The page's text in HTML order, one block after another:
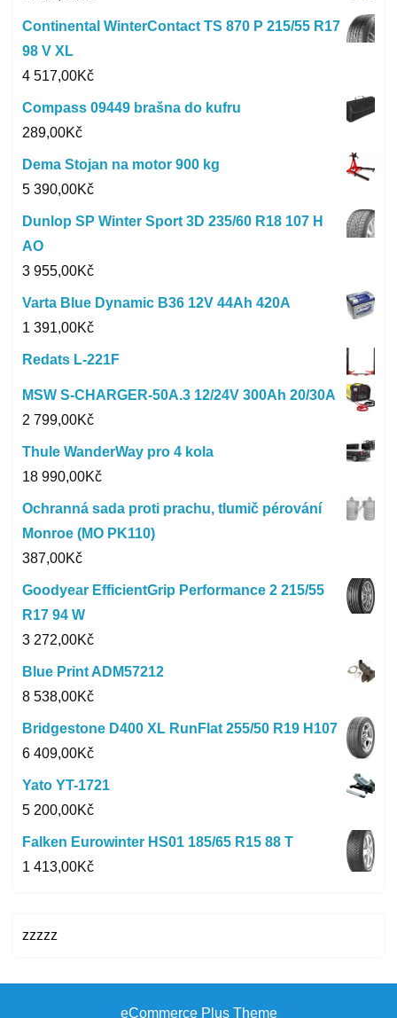
Continental WinterContact TS 870 P 215/55 R17
98 V XL
4 517,00Kč
Compass 09449 brašna do kufru
289,00Kč
Dema Stojan na motor 900 kg
5 390,00Kč
Dunlop SP Winter Sport 3D 235/60 R18 107 H
AO
3 955,00Kč
Varta Blue Dynamic B36 12V 44Ah 420A
1 391,00Kč
Redats L-221F
MSW S-CHARGER-50A.3 12/24V 300Ah 20/30A
2 799,00Kč
Thule WanderWay pro 4 kola
18 990,00Kč
Ochranná sada proti prachu, tlumič pérování
Monroe (MO PK110)
387,00Kč
Goodyear EfficientGrip Performance 2 215/55
R17 94 W
3 272,00Kč
Blue Print ADM57212
8 538,00Kč
Bridgestone D400 XL RunFlat 255/50 R19 H107
6 409,00Kč
Yato YT-1721
5 200,00Kč
Falken Eurowinter HS01 185/65 R15 88 T
1 413,00Kč
zzzzz
eCommerce Plus Theme